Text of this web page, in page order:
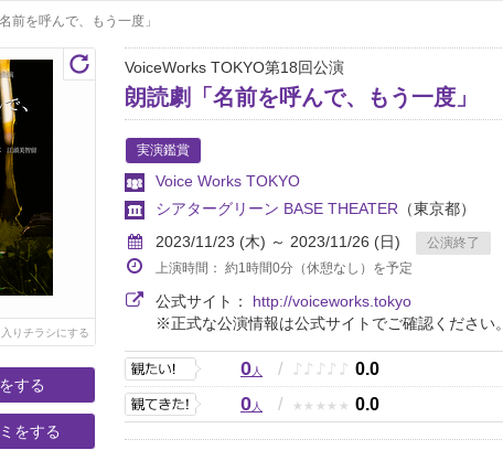
前を呼んで、もう一度」
りチラシにする
する
をする
VoiceWorks TOKYO第18回公演
朗読劇「名前を呼んで、もう一度」
実演鑑賞
Voice Works TOKYO
シアターグリーン BASE THEATER （東京都）
2023/11/23 (木) ～ 2023/11/26 (日)
公演終了
上演時間： 約1時間0分（休憩なし）を予定
公式サイト： http://voiceworks.tokyo
※正式な公演情報は公式サイトでご確認ください。
0人 / ♪ ♪ ♪ ♪ ♪ 0.0
0人 / ★ ★ ★ ★ ★ 0.0